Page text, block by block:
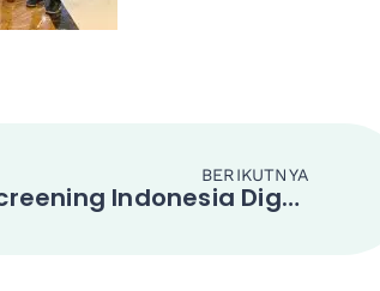
BERIKUTNYA
Movie Screening Indonesia Digelar di Beijing